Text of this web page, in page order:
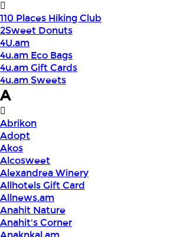
110 Places Hiking Club
2Sweet Donuts
4U.am
4u.am Eco Bags
4u.am Gift Cards
4u.am Sweets
A
Abrikon
Adopt
Akos
Alcosweet
Alexandrea Winery
Allhotels Gift Card
Allnews.am
Anahit Nature
Anahit's Corner